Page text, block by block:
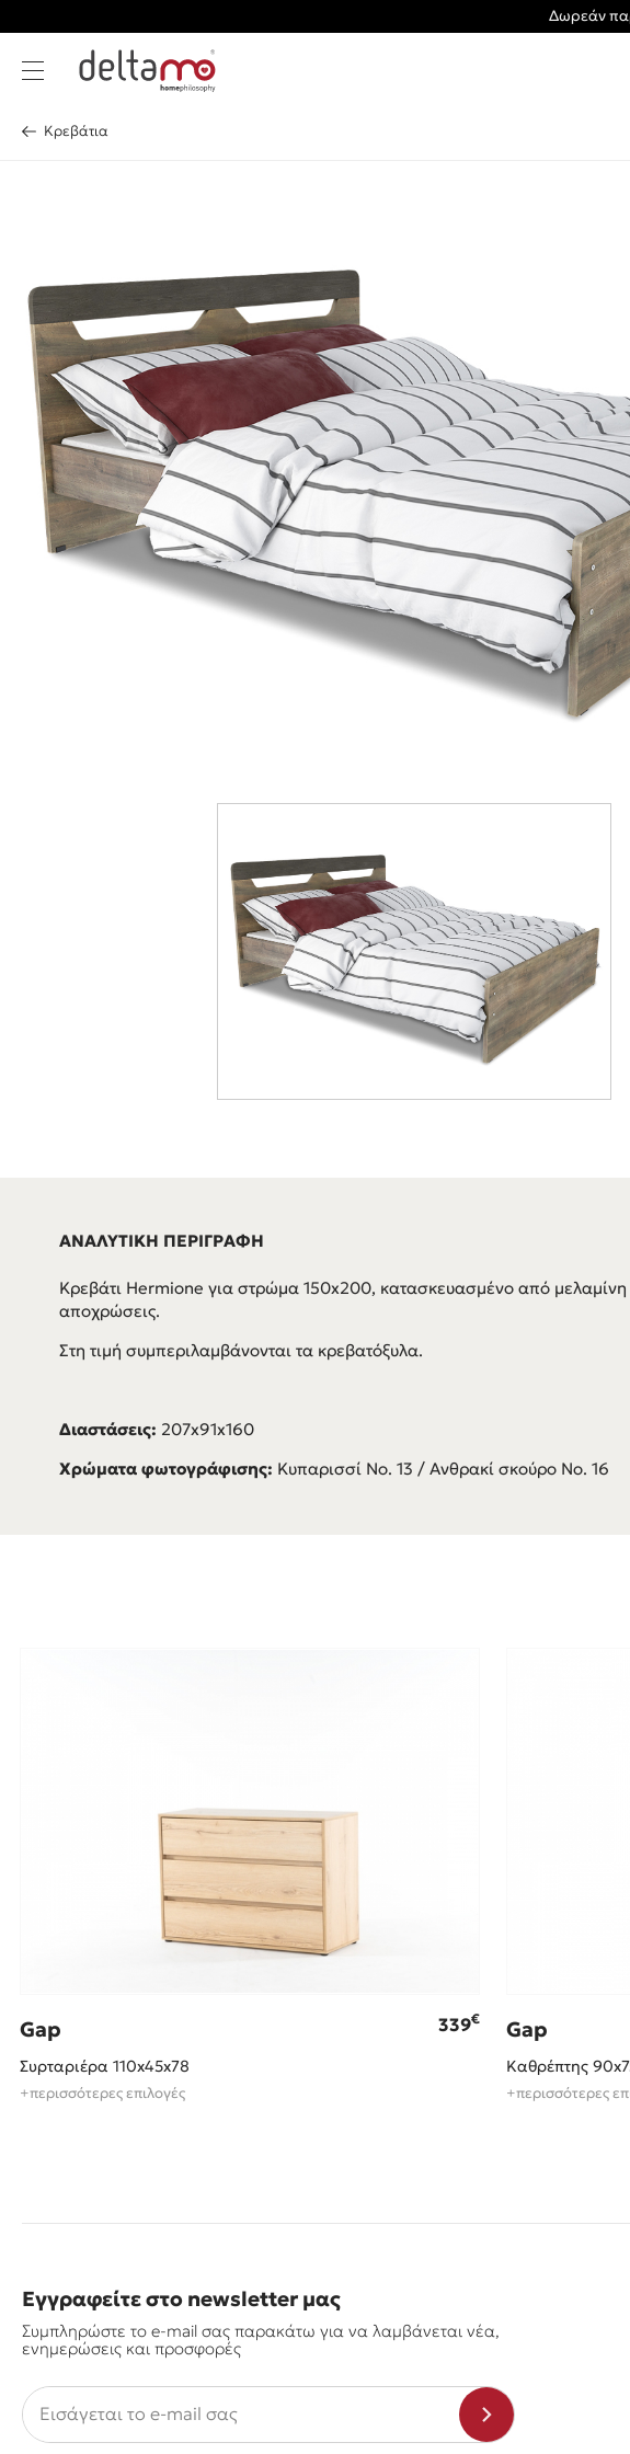
Δωρεάν
Κρεβάτια
ΑΝΑΛΥΤΙΚΗ ΠΕΡΙΓΡΑΦΗ
Κρεβάτι Hermione για στρώμα 150x200, κατασκευασμένο από μελαμίνη
αποχρώσεις.
Στη τιμή συμπεριλαμβάνονται τα κρεβατόξυλα.
Διαστάσεις: 207x91x160
Χρώματα φωτογράφισης: Κυπαρισσί Νο. 13 / Ανθρακί σκούρο Νο. 16
Gap 339€
Συρταριέρα 110x45x78
+περισσότερες επιλογές
Gap
Καθρέπτης
+περισσότερες
Εγγραφείτε στο newsletter μας
Συμπληρώστε το e-mail σας παρακάτω για να λαμβάνεται νέα,
ενημερώσεις και προσφορές